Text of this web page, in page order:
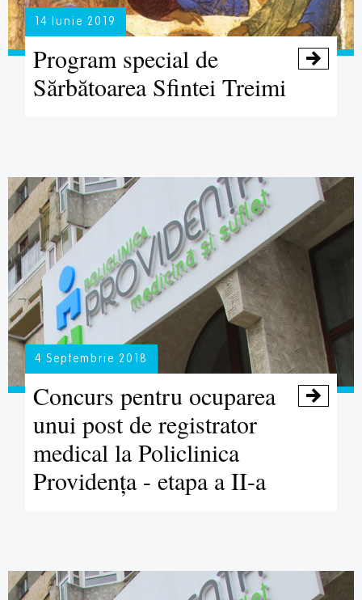
14 Iunie 2019

Program special de
Sărbătoarea Sfintei Treimi
4 Septembrie 2018

Concurs pentru ocuparea
unui post de registrator
medical la Policlinica
Providența - etapa a II-a